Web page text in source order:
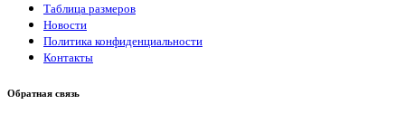
Таблица размеров
Новости
Политика конфиденциальности
Контакты
Обратная связь